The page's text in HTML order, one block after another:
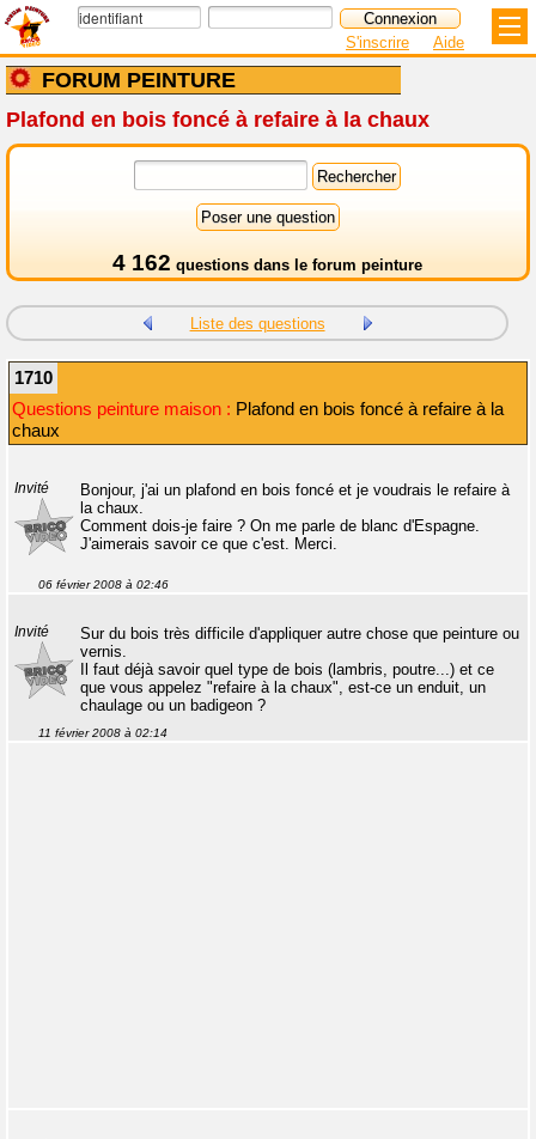
FORUM PEINTURE
S'inscrire Aide
Plafond en bois foncé à refaire à la chaux
4 162 questions dans le forum peinture
Liste des questions
1710
Questions peinture maison : Plafond en bois foncé à refaire à la
chaux
Invité
Bonjour, j'ai un plafond en bois foncé et je voudrais le refaire à
la chaux.
Comment dois-je faire ? On me parle de blanc d'Espagne.
J'aimerais savoir ce que c'est. Merci.
06 février 2008 à 02:46
Invité
Sur du bois très difficile d'appliquer autre chose que peinture ou
vernis.
Il faut déjà savoir quel type de bois (lambris, poutre...) et ce
que vous appelez "refaire à la chaux", est-ce un enduit, un
chaulage ou un badigeon ?
11 février 2008 à 02:14